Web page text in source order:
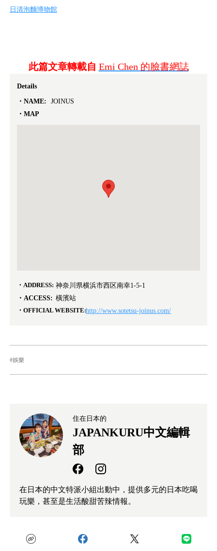
日清泡麵博物館
此篇文章轉載自 Emi Chen 的臉書網誌
Details
NAME:
JOINUS
MAP
ADDRESS: 神奈川県横浜市西区南幸1-5-1
ACCESS: 橫濱站
OFFICIAL WEBSITE:http://www.sotetsu-joinus.com/
娛樂
住在日本的
JAPANKURU中文編輯
部
在日本的中文特派小組出動中，提供多元的日本吃喝
玩樂，甚至是生活酸甜苦辣情報。